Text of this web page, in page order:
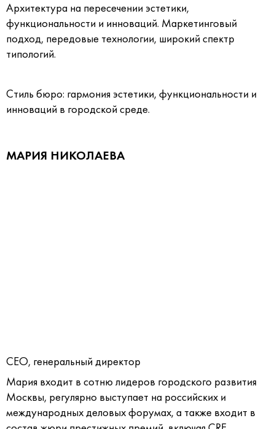
Архитектура на пересечении эстетики,
функциональности и инноваций. Маркетинговый
подход, передовые технологии, широкий спектр
типологий.
Стиль бюро: гармония эстетики, функциональности и
инноваций в городской среде.
МАРИЯ НИКОЛАЕВА
CEO, генеральный директор
Мария входит в сотню лидеров городского развития
Москвы, регулярно выступает на российских и
международных деловых форумах, а также входит в